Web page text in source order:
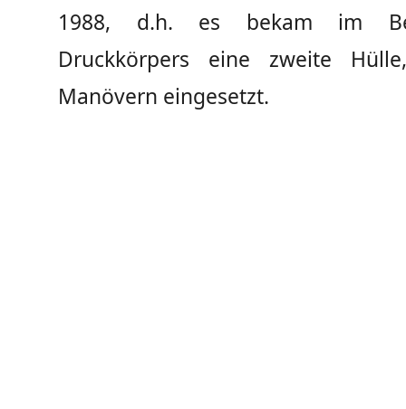
1988, d.h. es bekam im
Druckkörpers eine zweite
Manövern eingesetzt.